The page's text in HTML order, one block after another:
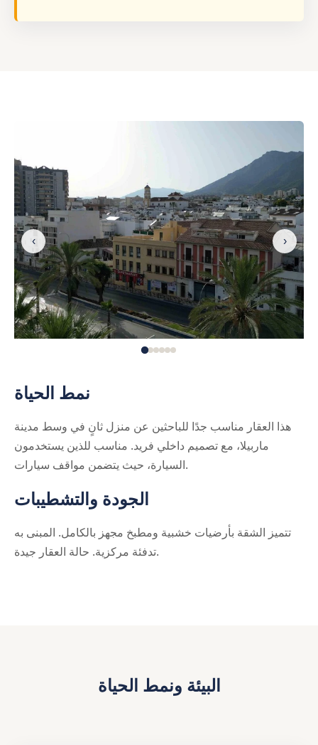
نمط الحياة
هذا العقار مناسب جدًا للباحثين عن منزل ثانٍ في وسط مدينة
ماربيلا، مع تصميم داخلي فريد. مناسب للذين يستخدمون
السيارة، حيث يتضمن مواقف سيارات.
الجودة والتشطيبات
تتميز الشقة بأرضيات خشبية ومطبخ مجهز بالكامل. المبنى به
تدفئة مركزية. حالة العقار جيدة.
‹ ›
البيئة ونمط الحياة